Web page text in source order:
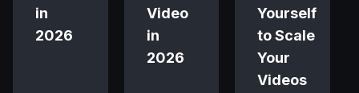
in
2026
Video
in
2026
Yourself
to Scale
Your
Videos